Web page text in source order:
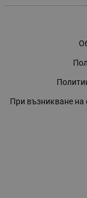
При възникване на